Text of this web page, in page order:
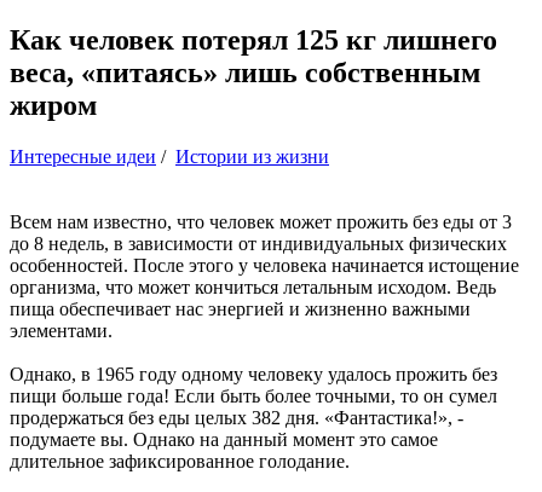
Как человек потерял 125 кг лишнего
веса, «питаясь» лишь собственным
жиром
Интересные идеи / Истории из жизни
Всем нам известно, что человек может прожить без еды от 3
до 8 недель, в зависимости от индивидуальных физических
особенностей. После этого у человека начинается истощение
организма, что может кончиться летальным исходом. Ведь
пища обеспечивает нас энергией и жизненно важными
элементами.
Однако, в 1965 году одному человеку удалось прожить без
пищи больше года! Если быть более точными, то он сумел
продержаться без еды целых 382 дня. «Фантастика!», -
подумаете вы. Однако на данный момент это самое
длительное зафиксированное голодание.